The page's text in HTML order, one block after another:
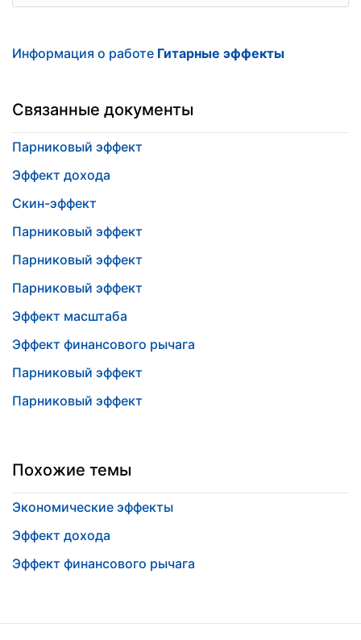
Информация о работе Гитарные эффекты
Связанные документы
Парниковый эффект
Эффект дохода
Скин-эффект
Парниковый эффект
Парниковый эффект
Парниковый эффект
Эффект масштаба
Эффект финансового рычага
Парниковый эффект
Парниковый эффект
Похожие темы
Экономические эффекты
Эффект дохода
Эффект финансового рычага